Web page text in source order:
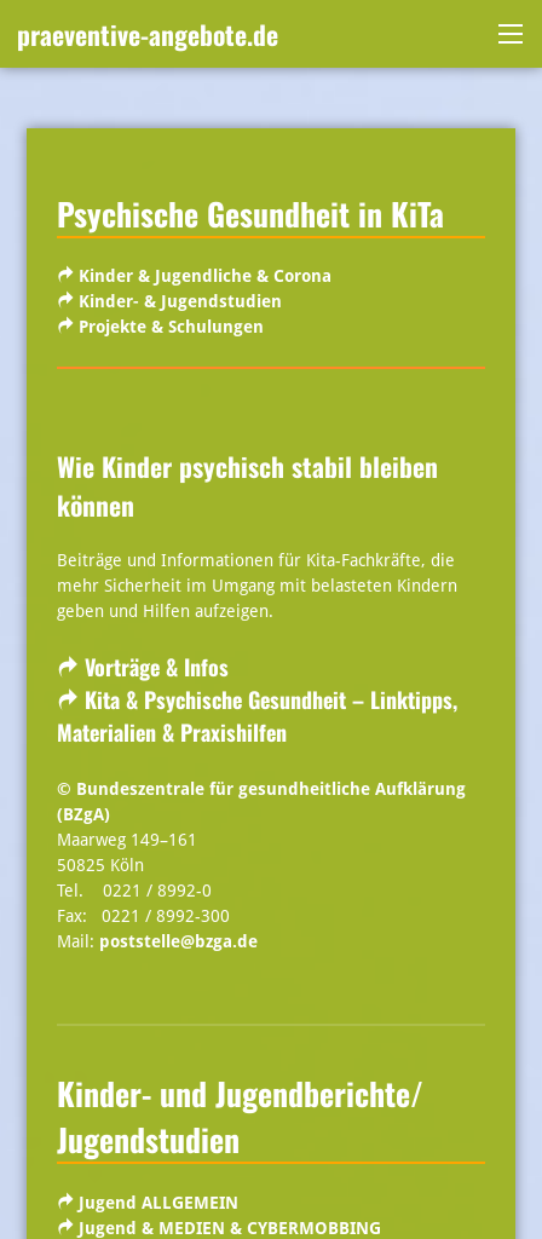
praeventive-angebote.de
Psychische Gesundheit in KiTa
Kinder & Jugendliche & Corona
Kinder- & Jugendstudien
Projekte & Schulungen
Wie Kinder psychisch stabil bleiben
können
Beiträge und Informationen für Kita-Fachkräfte, die
mehr Sicherheit im Umgang mit belasteten Kindern
geben und Hilfen aufzeigen.
Vorträge & Infos
Kita & Psychische Gesundheit – Linktipps,
Materialien & Praxishilfen
© Bundeszentrale für gesundheitliche Aufklärung
(BZgA)
Maarweg 149–161
50825 Köln
Tel. 0221 / 8992-0
Fax: 0221 / 8992-300
Mail: poststelle@bzga.de
Kinder- und Jugendberichte/
Jugendstudien
Jugend ALLGEMEIN
Jugend & MEDIEN & CYBERMOBBING